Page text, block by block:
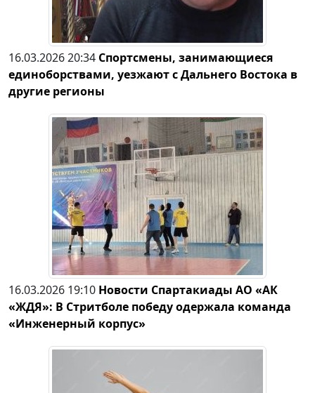
16.03.2026 20:34 Спортсмены, занимающиеся
единоборствами, уезжают с Дальнего Востока в
другие регионы
16.03.2026 19:10 Новости Спартакиады АО «АК
«ЖДЯ»: В Стритболе победу одержала команда
«Инженерный корпус»